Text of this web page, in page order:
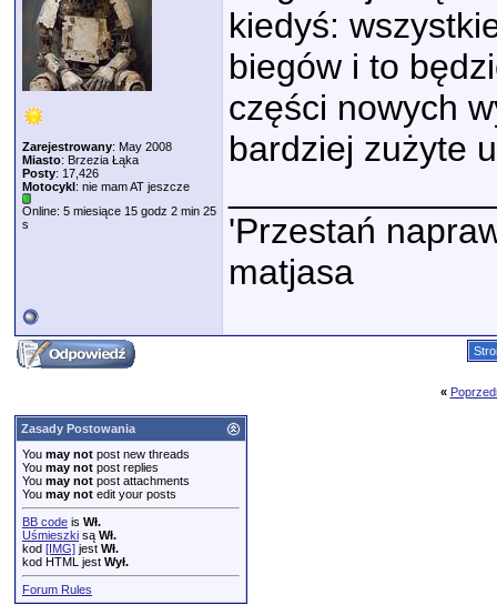
Zarejestrowany: May 2008
Miasto: Brzezia Łąka
Posty: 17,426
Motocykl: nie mam AT jeszcze
Online: 5 miesiące 15 godz 2 min 25
s
kiedyś:
biegów i to
części nowych
bardziej zużyte
'Przestań
matjasa
«
Zasady Postowania
You may not post new threads
You may not post replies
You may not post attachments
You may not edit your posts
BB code is Wł.
Uśmieszki są Wł.
kod [IMG] jest Wł.
kod HTML jest Wył.
Forum Rules